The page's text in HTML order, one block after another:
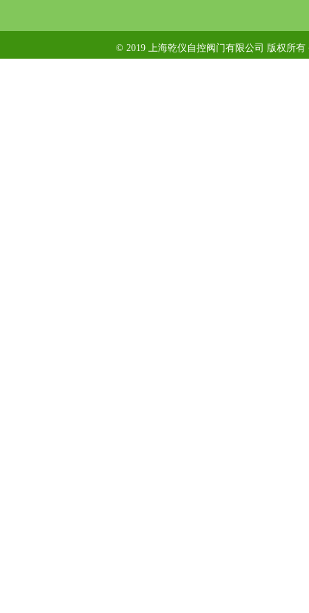
© 2019 上海乾仪自控阀门有限公司 版权所有